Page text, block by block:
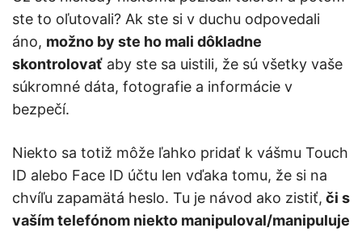
ste to oľutovali? Ak ste si v duchu odpovedali
áno, možno by ste ho mali dôkladne
skontrolovať aby ste sa uistili, že sú všetky vaše
súkromné dáta, fotografie a informácie v
bezpečí.
Niekto sa totiž môže ľahko pridať k vášmu Touch
ID alebo Face ID účtu len vďaka tomu, že si na
chvíľu zapamätá heslo. Tu je návod ako zistiť, či s
vaším telefónom niekto manipuloval/manipuluje